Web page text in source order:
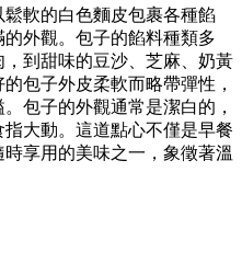
軟的白色麵皮包裹各種餡
外觀。包子的餡料種類多
到甜味的豆沙、芝麻、奶黃
包子外皮柔軟而略帶彈性，
包子的外觀通常是潔白的，
大動。這道點心不僅是早餐
享用的美味之一，象徵著溫